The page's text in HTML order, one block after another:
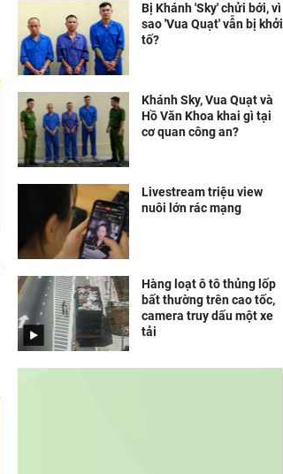
Bị Khánh 'Sky' chửi bới, vì
sao 'Vua Quạt' vẫn bị khởi
tố?
Khánh Sky, Vua Quạt và
Hồ Văn Khoa khai gì tại
cơ quan công an?
Livestream triệu view
nuôi lớn rác mạng
Hàng loạt ô tô thủng lốp
bất thường trên cao tốc,
camera truy dấu một xe
tải